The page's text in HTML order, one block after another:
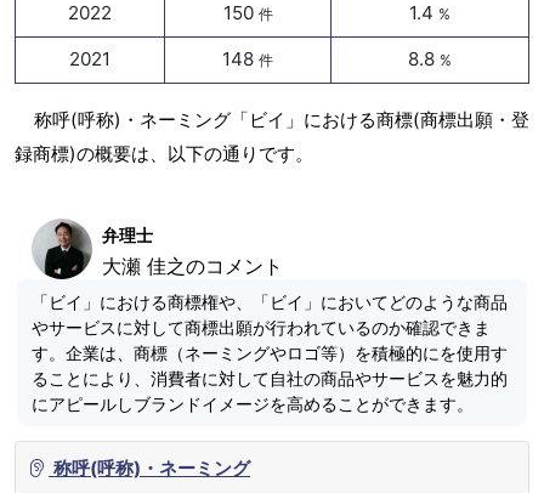
2022 150 件 1.4 %
2021 148 件 8.8 %
称呼(呼称)・ネーミング「ビイ」における商標(商標出願・登
録商標)の概要は、以下の通りです。
弁理士
大瀬 佳之のコメント
「ビイ」における商標権や、「ビイ」においてどのような商品
やサービスに対して商標出願が行われているのか確認できま
す。企業は、商標（ネーミングやロゴ等）を積極的にを使用す
ることにより、消費者に対して自社の商品やサービスを魅力的
にアピールしブランドイメージを高めることができます。
称呼(呼称)・ネーミング